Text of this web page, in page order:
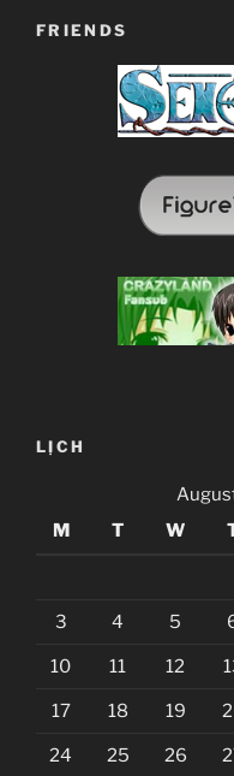
FRIENDS
LỊCH
M
T W
3 4 5
10 11 12
17 18 19
24 25 26